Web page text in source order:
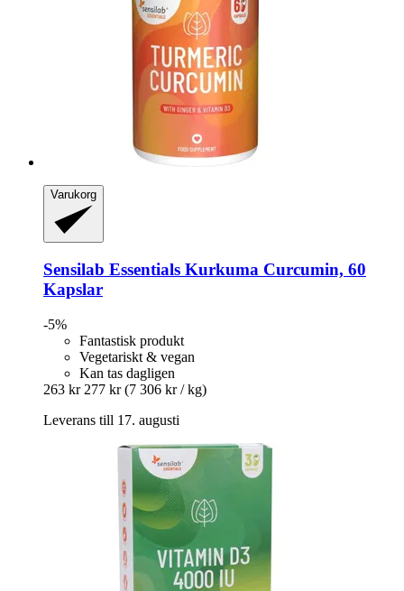
Varukorg
Sensilab Essentials Kurkuma Curcumin, 60
Kapslar
-5%
Fantastisk produkt
Vegetariskt & vegan
Kan tas dagligen
263 kr 277 kr (7 306 kr / kg)
Leverans till 17. augusti